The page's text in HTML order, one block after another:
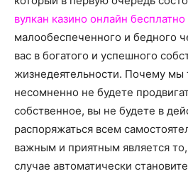
вулкан казино онлайн бесплатно
малообеспеченного и бедного
вас в богатого и успешного
жизнедеятельности. Почему мы
несомненно не будете
собственное, вы не будете в
распоряжаться всем
важным и приятным является
случае автоматически